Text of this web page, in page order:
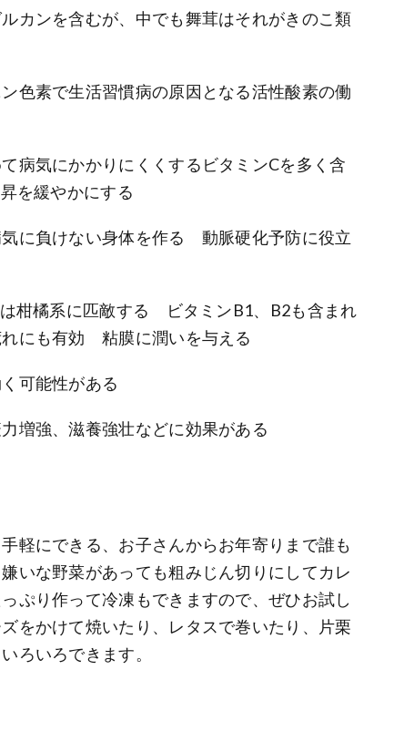
カンを含むが、中でも舞茸はそれがきのこ類
色素で生活習慣病の原因となる活性酸素の働
病気にかかりにくくするビタミンCを多く含
を緩やかにする
に負けない身体を作る 動脈硬化予防に役立
柑橘系に匹敵する ビタミンB1、B2も含まれ
にも有効 粘膜に潤いを与える
可能性がある
増強、滋養強壮などに効果がある
軽にできる、お子さんからお年寄りまで誰も
いな野菜があっても粗みじん切りにしてカレ
ぷり作って冷凍もできますので、ぜひお試し
をかけて焼いたり、レタスで巻いたり、片栗
ろいろできます。